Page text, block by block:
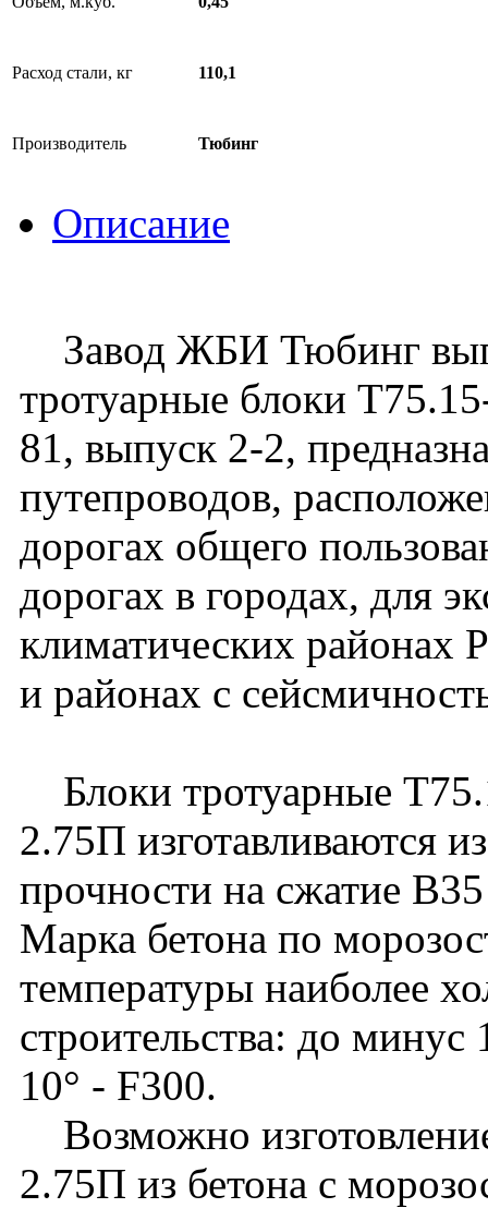
Расход стали, кг 110,1
Производитель Тюбинг
Описание
Завод ЖБИ Тюбинг
тротуарные блоки
81, выпуск 2-2,
путепроводов,
дорогах общего
дорогах в городах, для
климатических районах
и районах с
Блоки тротуарные
2.75П изготавливаются
прочности на сжатие
Марка бетона по
температуры наиболее
строительства: до
10° - F300.
Возможно
2.75П из бетона с